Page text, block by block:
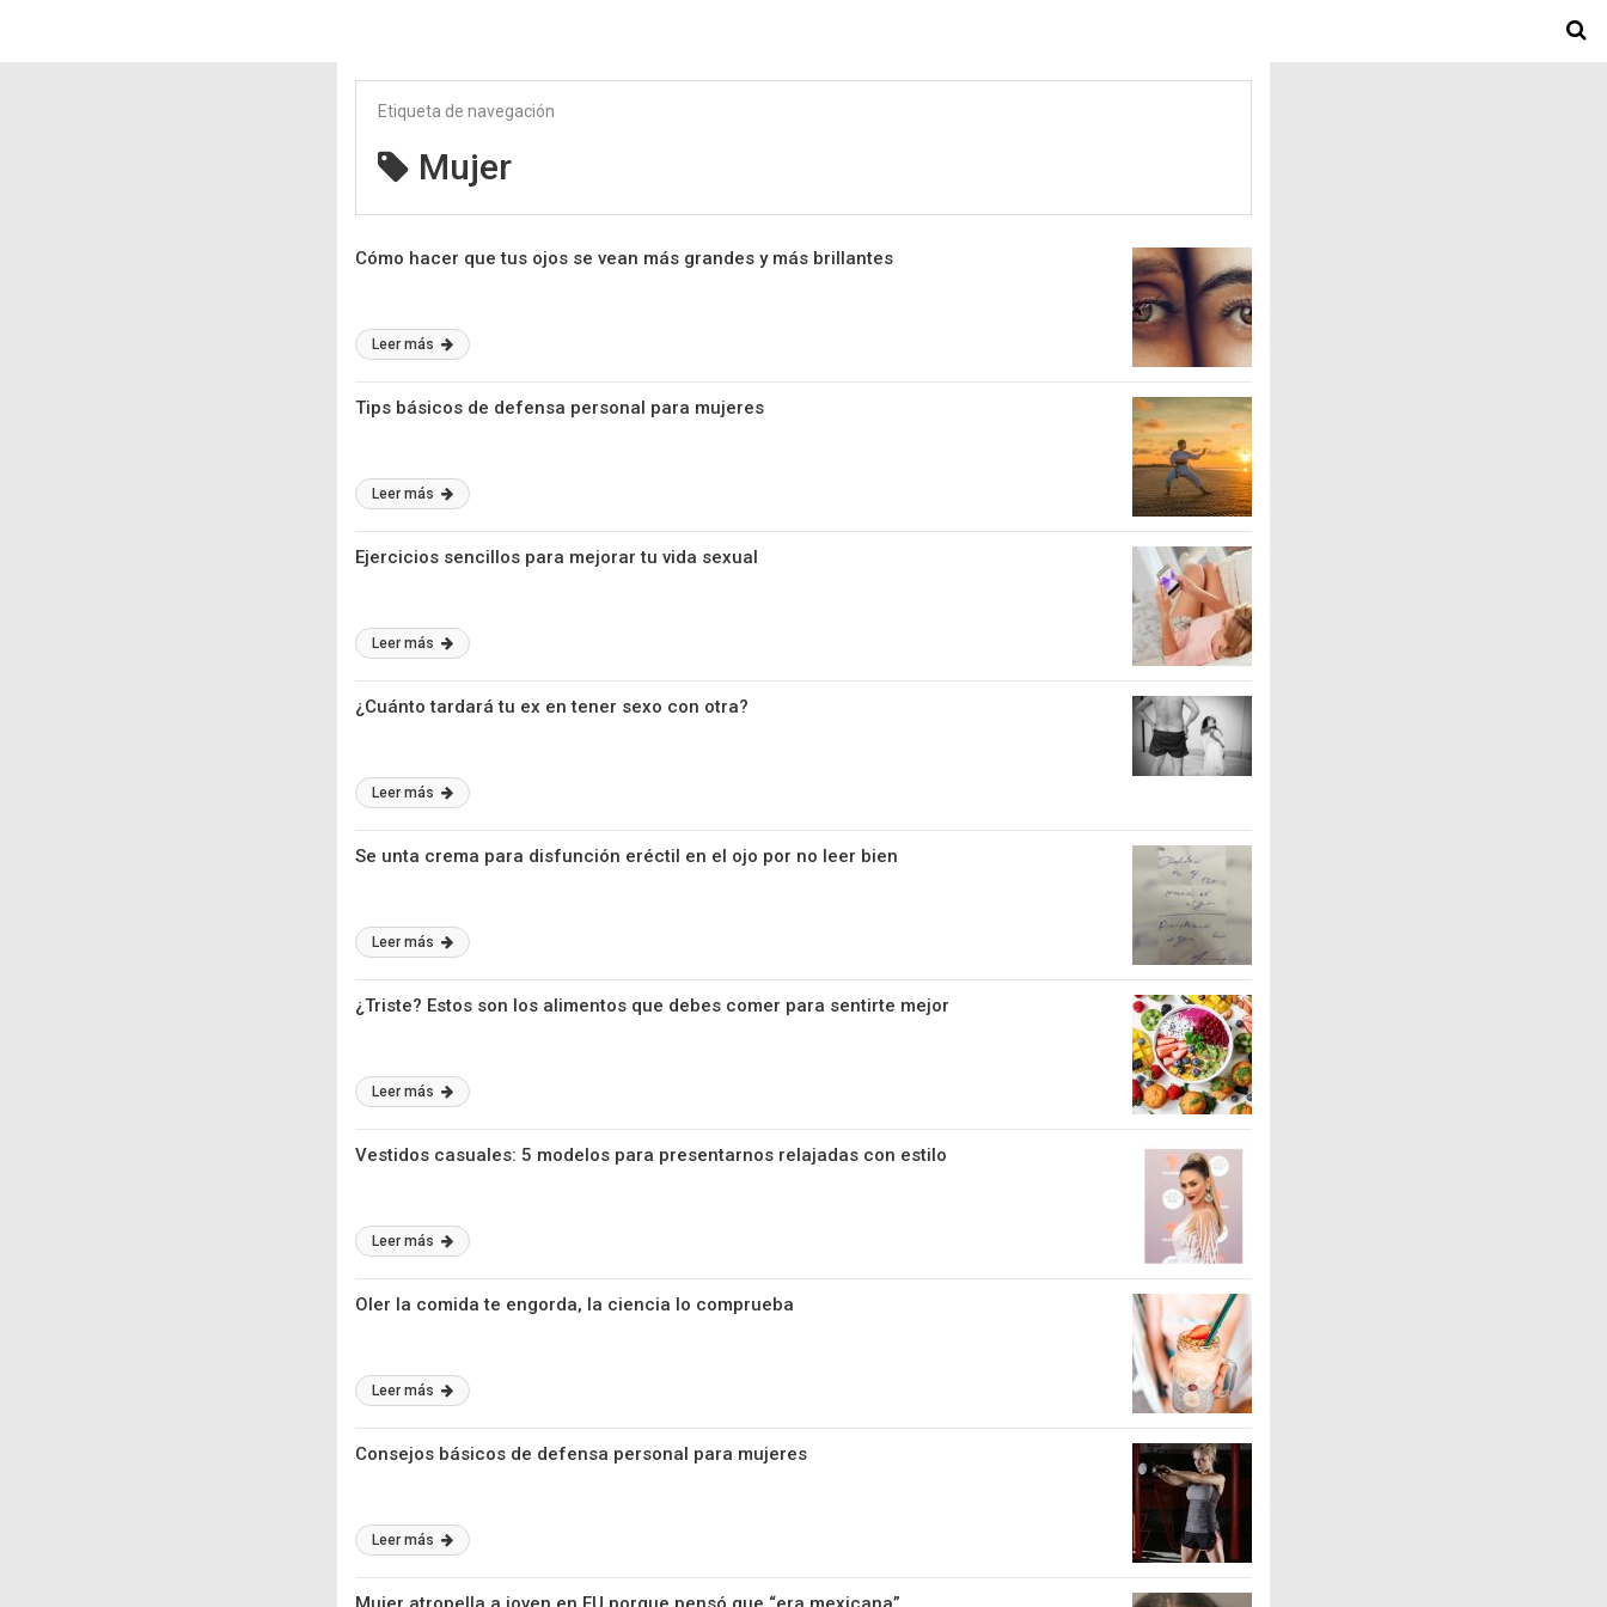
Etiqueta de navegación
Mujer
Cómo hacer que tus ojos se vean más grandes y más brillantes
Leer más
Tips básicos de defensa personal para mujeres
Leer más
Ejercicios sencillos para mejorar tu vida sexual
Leer más
¿Cuánto tardará tu ex en tener sexo con otra?
Leer más
Se unta crema para disfunción eréctil en el ojo por no leer bien
Leer más
¿Triste? Estos son los alimentos que debes comer para sentirte mejor
Leer más
Vestidos casuales: 5 modelos para presentarnos relajadas con estilo
Leer más
Oler la comida te engorda, la ciencia lo comprueba
Leer más
Consejos básicos de defensa personal para mujeres
Leer más